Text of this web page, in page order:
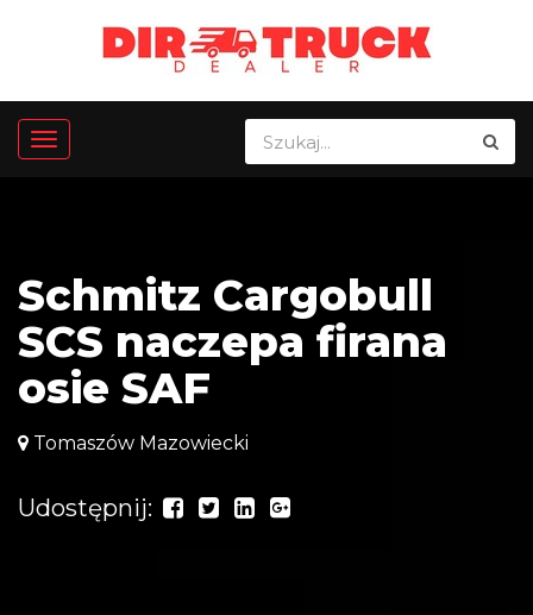
Schmitz Cargobull
SCS naczepa firana
osie SAF
Tomaszów Mazowiecki
Udostępnij: